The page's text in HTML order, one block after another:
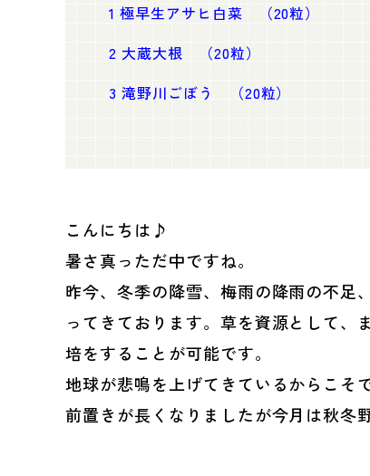
1 極早生アサヒ白菜 （20粒）
2 大蔵大根 （20粒）
3 滝野川ごぼう （20粒）
こんにちは♪
暑さ真っただ中ですね。
昨今、冬季の降雪、梅雨の降雨の不足
ってきております。草を資源として、
培をすることが可能です。
地球が悲鳴を上げてきているからこそ
前置きが長くなりましたが今月は秋冬